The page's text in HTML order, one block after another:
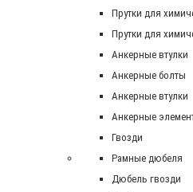
Прутки для
Прутки для
Анкерные втулки
Анкерные болты
Анкерные втулки
Анкерные
Гвозди
Рамные дюбеля
Дюбель гвозди